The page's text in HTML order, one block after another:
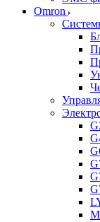
Omron